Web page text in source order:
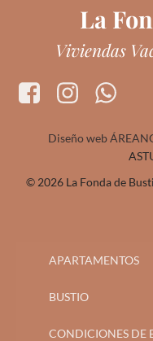
La
Viviendas
Diseño web
© 2026 La Fonda de
APARTAMENTOS
BUSTIO
CONDICIONES DE